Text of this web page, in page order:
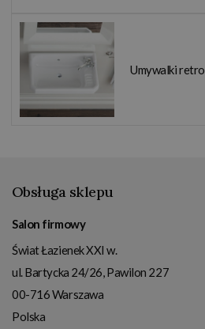
Umywalki retro
Obsługa sklepu
Salon firmowy
Świat Łazienek XXI w.
ul. Bartycka 24/26, Pawilon 227
00-716Warszawa
Polska